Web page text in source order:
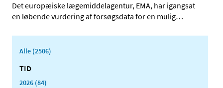
Det europæiske lægemiddelagentur, EMA, har igangsat
en løbende vurdering af forsøgsdata for en mulig…
Alle (2506)
TID
2026 (84)